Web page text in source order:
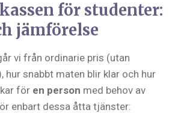
för studenter:
jämförelse
vi från ordinarie pris (utan
hur snabbt maten blir klar och hur
för en person med behov av
enbart dessa åtta tjänster: